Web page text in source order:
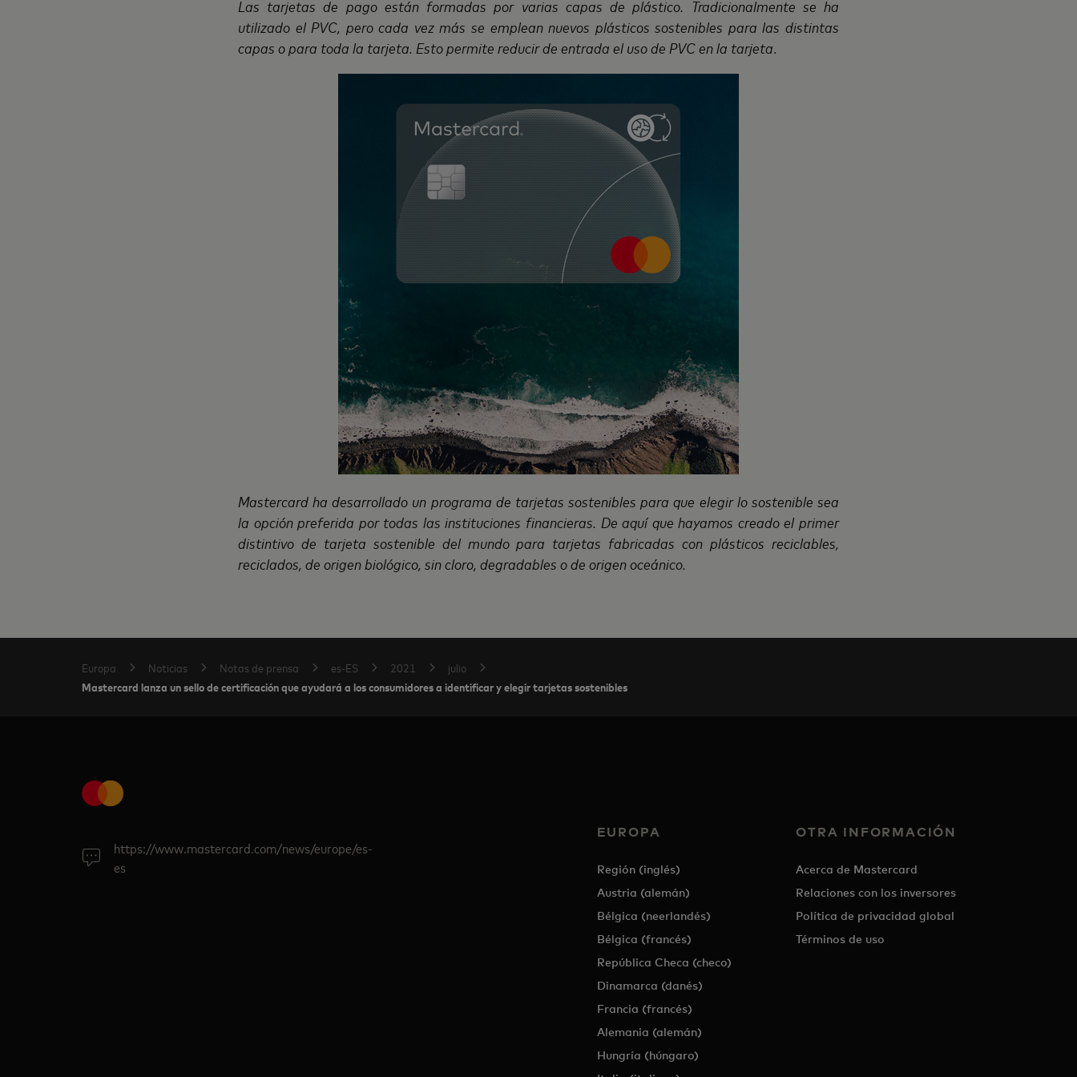
Las tarjetas de pago están formadas por varias capas de plástico. Tradicionalmente se ha
utilizado el PVC, pero cada vez más se emplean nuevos plásticos sostenibles para las distintas
capas o para toda la tarjeta. Esto permite reducir de entrada el uso de PVC en la tarjeta.
Mastercard ha desarrollado un programa de tarjetas sostenibles para que elegir lo sostenible sea
la opción preferida por todas las instituciones financieras. De aquí que hayamos creado el primer
distintivo de tarjeta sostenible del mundo para tarjetas fabricadas con plásticos reciclables,
reciclados, de origen biológico, sin cloro, degradables o de origen oceánico.
Europa Noticias Notas de prensa es-ES 2021 julio
Mastercard lanza un sello de certificación que ayudará a los consumidores a identificar y elegir tarjetas sostenibles
https://www.mastercard.com/news/europe/es-
es
EUROPA
Región (inglés)
Austria (alemán)
Bélgica (neerlandés)
Bélgica (francés)
República Checa (checo)
Dinamarca (danés)
Francia (francés)
Alemania (alemán)
Hungría (húngaro)
OTRA INFORMACIÓN
Acerca de Mastercard
Relaciones con los inversores
Política de privacidad global
Términos de uso